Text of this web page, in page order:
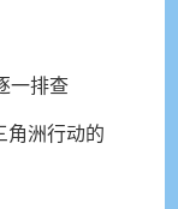
一排查
角洲行动的